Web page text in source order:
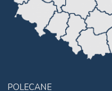
POLECANE